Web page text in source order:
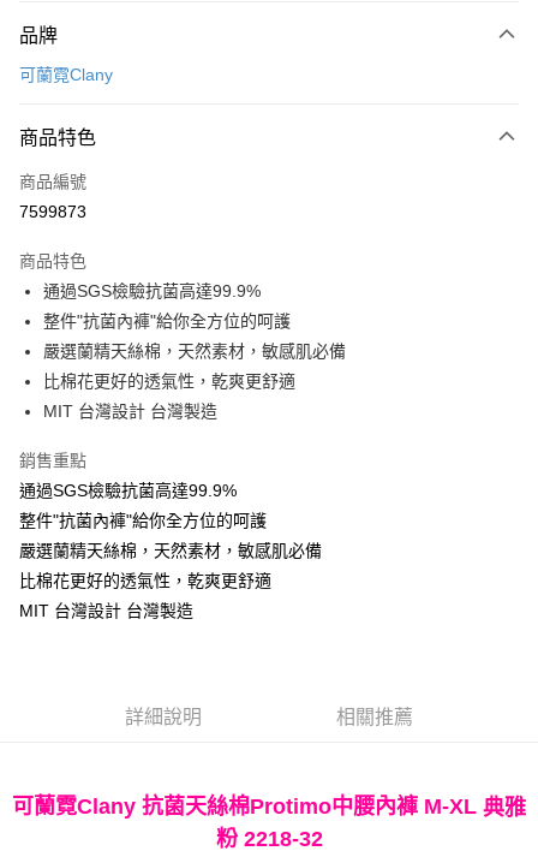
信用卡一次付款
LINE Pay
Apple Pay
悠遊付
全盈+PAY
AFTEE先享後付
相關說明
【關於「AFTEE先享後付」】
便利好安心！
１．簡單：不需註冊會員、不需綁卡、不需儲值。
２．便利：只要手機號碼，簡訊認證，即可結帳。
３．安心：先確認商品／服務後，再付款。
【「AFTEE先享後付」結帳流程】
１．於結帳方式選擇「AFTEE先享後付」後，將跳轉至「AFTEE先享後付」
結帳頁面，進行簡訊認證並確認金額後，即可完成結帳。
購買商品的店家。未經商家同意取消之訂單仍視為有效，需透過AFTEE先享
客戶支援中心」https://netprotections.freshdesk.com/support/home
運送方式
全家付款取貨
付款後全家取貨
每筆NT$90，滿NT$1,000(含以上)免運費
每筆NT$90，滿NT$1,000(含以上)免運費
品牌
可蘭霓Clany
商品特色
商品編號
7599873
商品特色
通過SGS檢驗抗菌高達99.9%
整件"抗菌內褲"給你全方位的呵護
嚴選蘭精天絲棉，天然素材，敏感肌必備
比棉花更好的透氣性，乾爽更舒適
MIT 台灣設計 台灣製造
銷售重點
通過SGS檢驗抗菌高達99.9%
整件"抗菌內褲"給你全方位的呵護
嚴選蘭精天絲棉，天然素材，敏感肌必備
比棉花更好的透氣性，乾爽更舒適
MIT 台灣設計 台灣製造
詳細說明 相關推薦
可蘭霓Clany 抗菌天絲棉Protimo中腰內褲 M-XL 典雅
粉 2218-32